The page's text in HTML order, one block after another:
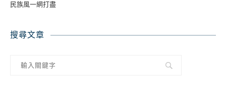
民族風一網打盡
搜尋文章